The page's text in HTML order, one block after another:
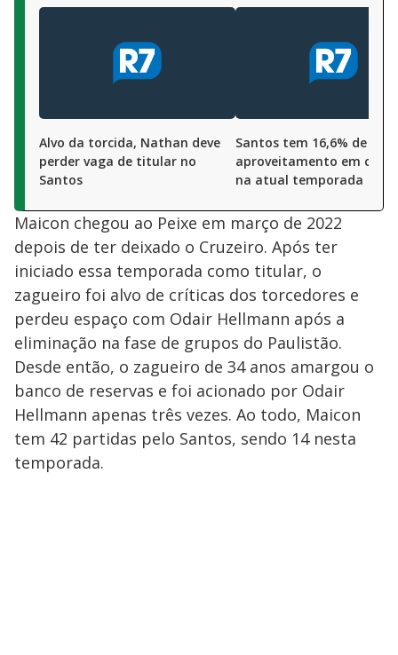
Alvo da torcida, Nathan deve
perder vaga de titular no
Santos
Santos tem 16,6% de
aproveitamento em
na atual temporada
Maicon chegou ao Peixe em março de 2022
depois de ter deixado o Cruzeiro. Após ter
iniciado essa temporada como titular, o
zagueiro foi alvo de críticas dos torcedores e
perdeu espaço com Odair Hellmann após a
eliminação na fase de grupos do Paulistão.
Desde então, o zagueiro de 34 anos amargou o
banco de reservas e foi acionado por Odair
Hellmann apenas três vezes. Ao todo, Maicon
tem 42 partidas pelo Santos, sendo 14 nesta
temporada.